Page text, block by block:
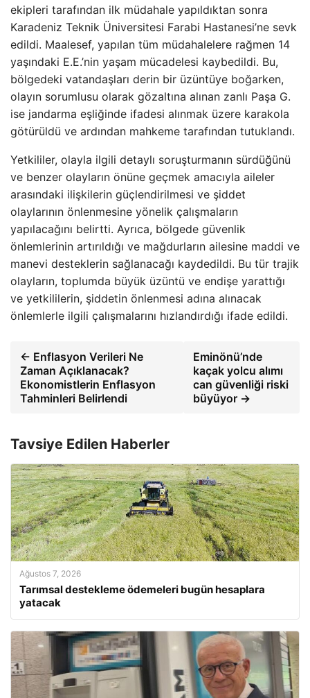
ekipleri tarafından ilk müdahale yapıldıktan sonra
Karadeniz Teknik Üniversitesi Farabi Hastanesi’ne sevk
edildi. Maalesef, yapılan tüm müdahalelere rağmen 14
yaşındaki E.E.’nin yaşam mücadelesi kaybedildi. Bu,
bölgedeki vatandaşları derin bir üzüntüye boğarken,
olayın sorumlusu olarak gözaltına alınan zanlı Paşa G.
ise jandarma eşliğinde ifadesi alınmak üzere karakola
götürüldü ve ardından mahkeme tarafından tutuklandı.
Yetkililer, olayla ilgili detaylı soruşturmanın sürdüğünü
ve benzer olayların önüne geçmek amacıyla aileler
arasındaki ilişkilerin güçlendirilmesi ve şiddet
olaylarının önlenmesine yönelik çalışmaların
yapılacağını belirtti. Ayrıca, bölgede güvenlik
önlemlerinin artırıldığı ve mağdurların ailesine maddi ve
manevi desteklerin sağlanacağı kaydedildi. Bu tür trajik
olayların, toplumda büyük üzüntü ve endişe yarattığı
ve yetkililerin, şiddetin önlenmesi adına alınacak
önlemlerle ilgili çalışmalarını hızlandırdığı ifade edildi.
← Enflasyon Verileri Ne
Zaman Açıklanacak?
Ekonomistlerin Enflasyon
Tahminleri Belirlendi
Eminönü’nde
kaçak yolcu alımı
can güvenliği riski
büyüyor →
Tavsiye Edilen Haberler
Ağustos 7, 2026
Tarımsal destekleme ödemeleri bugün hesaplara
yatacak